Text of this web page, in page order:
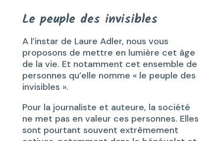
Le peuple des invisibles
A l’instar de Laure Adler, nous vous
proposons de mettre en lumière cet âge
de la vie. Et notamment cet ensemble de
personnes qu’elle nomme « le peuple des
invisibles ».
Pour la journaliste et auteure, la société
ne met pas en valeur ces personnes. Elles
sont pourtant souvent extrêmement